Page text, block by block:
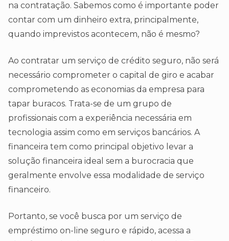
na contratação. Sabemos como é importante poder
contar com um dinheiro extra, principalmente,
quando imprevistos acontecem, não é mesmo?
Ao contratar um serviço de crédito seguro, não será
necessário comprometer o capital de giro e acabar
comprometendo as economias da empresa para
tapar buracos. Trata-se de um grupo de
profissionais com a experiência necessária em
tecnologia assim como em serviços bancários. A
financeira tem como principal objetivo levar a
solução financeira ideal sem a burocracia que
geralmente envolve essa modalidade de serviço
financeiro.
Portanto, se você busca por um serviço de
empréstimo on-line seguro e rápido, acessa a